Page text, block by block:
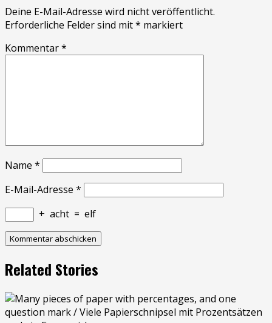
Deine E-Mail-Adresse wird nicht veröffentlicht.
Erforderliche Felder sind mit* markiert
Kommentar*
Name *
E-Mail-Adresse *
+ acht = elf
Related Stories